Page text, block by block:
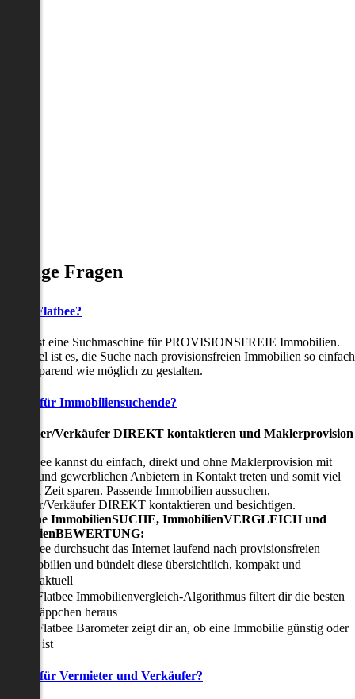
Fragen
ist Flatbee?
ist eine Suchmaschine für PROVISIONSFREIE Immobilien.
Ziel ist es, die Suche nach provisionsfreien Immobilien so einfach
zeitsparend wie möglich zu gestalten.
für Immobiliensuchende?
Verkäufer DIREKT kontaktieren und Maklerprovision
Flatbee kannst du einfach, direkt und ohne Maklerprovision mit
und gewerblichen Anbietern in Kontakt treten und somit viel
und Zeit sparen. Passende Immobilien aussuchen,
Verkäufer DIREKT kontaktieren und besichtigen.
in-one ImmobilienSUCHE, ImmobilienVERGLEICH und
Flatbee durchsucht das Internet laufend nach provisionsfreien
Immobilien und bündelt diese übersichtlich, kompakt und
tagesaktuell
Der Flatbee Immobilienvergleich-Algorithmus filtert dir die besten
Schnäppchen heraus
Der Flatbee Barometer zeigt dir an, ob eine Immobilie günstig oder
teuer ist
für Vermieter und Verkäufer?